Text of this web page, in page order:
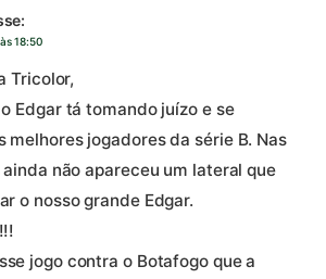
18:50
Tricolor,
Edgar tá tomando juízo e se
melhores jogadores da série B. Nas
não apareceu um lateral que
o nosso grande Edgar.
jogo contra o Botafogo que a